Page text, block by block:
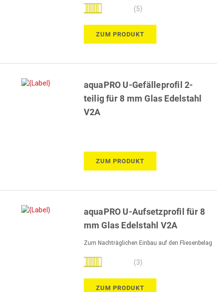
Bewertung: (5)
ZUM PRODUKT
aquaPRO U-Gefälleprofil 2-
teilig für 8 mm Glas Edelstahl
V2A
ZUM PRODUKT
aquaPRO U-Aufsetzprofil für 8
mm Glas Edelstahl V2A
Zum Nachträglichen Einbau auf den Fliesenbelag
Bewertung: (3)
ZUM PRODUKT